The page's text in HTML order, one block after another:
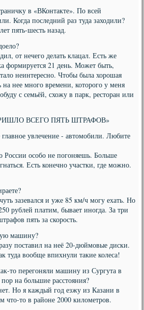
в «ВКонтакте». По всей
Когда последний раз туда заходили?
пять-шесть назад.
от нечего делать клацал. Есть же
формируется 21 день. Может быть,
неинтересно. Чтобы была хорошая
на нее много времени, которого у меня
с семьёй, схожу в парк, ресторан или
ВСЕГО ПЯТЬ ШТРАФОВ»
увлечение - автомобили. Любите
России особо не погоняешь. Больше
Есть конечно участки, где можно.
зазевался и уже 85 км/ч могу ехать. Но
рублей платим, бывает иногда. За три
пять за скорость.
машину?
поставил на неё 20-дюймовые диски.
туда вообще впихнули такие колеса!
то перегоняли машину из Сургута в
на большие расстояния?
Но я каждый год езжу из Казани в
что-то в районе 2000 километров.